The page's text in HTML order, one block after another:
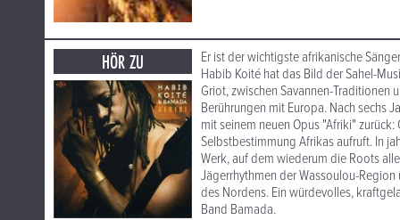
HÖR ZU
Er ist der wichtigste afrikanische
Habib Koité hat das Bild der Sahel-
Griot, zwischen Savannen-
Berührungen mit Europa. Nach sechs
mit seinem neuen Opus "Afriki"
Selbstbestimmung Afrikas aufruft. In
Werk, auf dem wiederum die Roots
Jägerrhythmen der Wassoulou-
des Nordens. Ein würdevolles,
Band Bamada.